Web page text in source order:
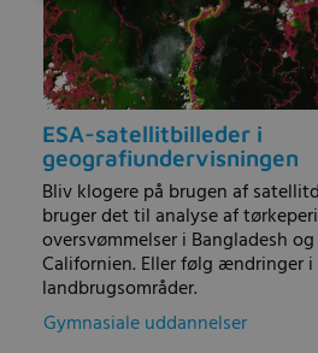
ESA-satellitbilleder i
geografiundervisningen
Bliv klogere på brugen af
bruger det til analyse af
oversvømmelser i Bangladesh
Californien. Eller følg ændringer
landbrugsområder.
Gymnasiale uddannelser